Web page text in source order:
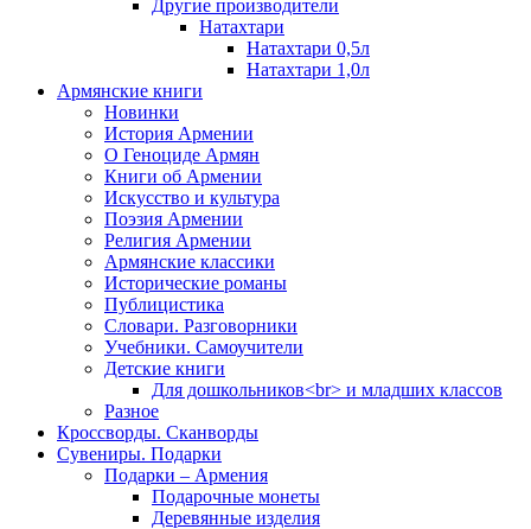
Другие производители
Натахтари
Натахтари 0,5л
Натахтари 1,0л
Армянские книги
Новинки
История Армении
О Геноциде Армян
Книги об Армении
Иcкусство и культура
Поэзия Армении
Религия Армении
Армянские классики
Исторические романы
Публицистика
Словари. Разговорники
Учебники. Самоучители
Детские книги
Для дошкольников<br> и младших классов
Разное
Кроссворды. Сканворды
Сувениры. Подарки
Подарки – Армения
Подарочные монеты
Деревянные изделия